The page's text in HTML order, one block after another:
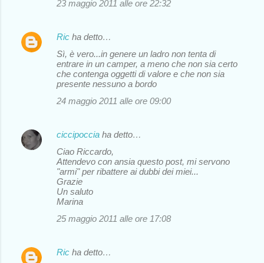
23 maggio 2011 alle ore 22:32
Ric ha detto…
Sì, è vero...in genere un ladro non tenta di
entrare in un camper, a meno che non sia certo
che contenga oggetti di valore e che non sia
presente nessuno a bordo
24 maggio 2011 alle ore 09:00
ciccipoccia ha detto…
Ciao Riccardo,
Attendevo con ansia questo post, mi servono
"armi" per ribattere ai dubbi dei miei...
Grazie
Un saluto
Marina
25 maggio 2011 alle ore 17:08
Ric ha detto…